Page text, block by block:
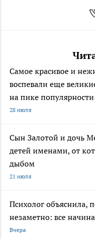
Самое красивое и
воспевали еще
на пике популярности
28 июля
Сын Залотой и дочь
детей именами, от
дыбом
21 июля
Психолог объяснила,
незаметно: все
Вчера